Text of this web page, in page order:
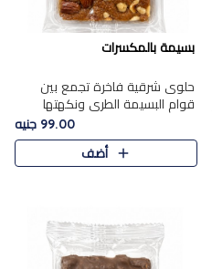
بسيمة بالمكسرات
حلوى شرقية فاخرة تجمع بين
قوام البسيمة الطري ونكهتها
الغنية، مزينة بتشكيلة مختارة من
اللوز والبندق والمكسرات الفاخرة.
مزيج متوازن من القوام ..
99.00 جنيه
أضف